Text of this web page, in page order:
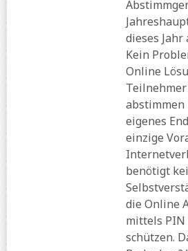
dieses Jahr
Kein
Online
eigenes
einzige
benötigt
die Online
mittels
schützen.